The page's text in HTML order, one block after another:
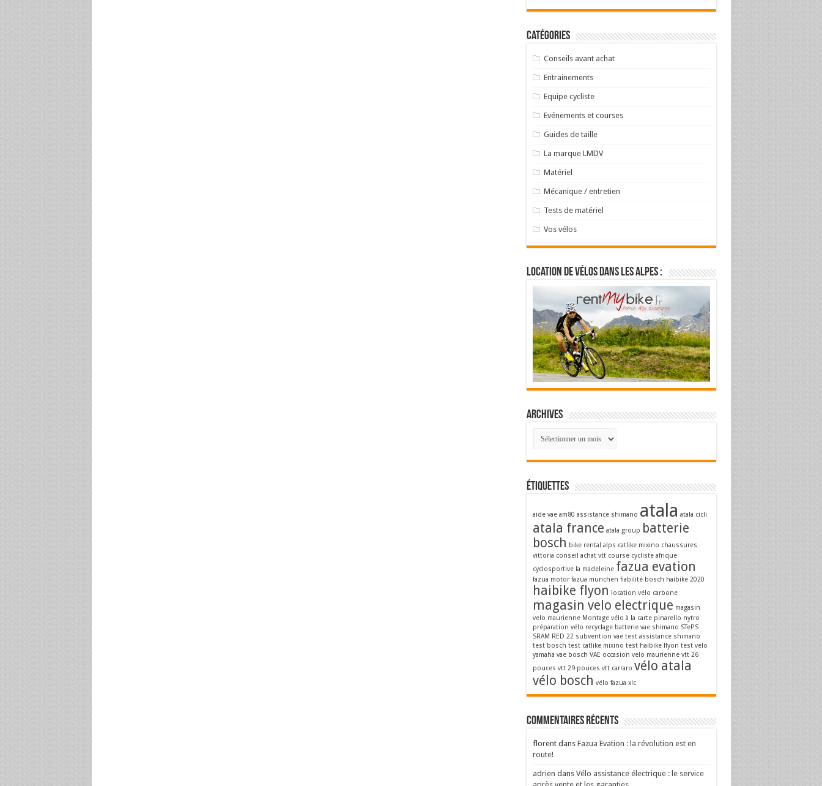
Catégories
Conseils avant achat
Entrainements
Equipe cycliste
Evénements et courses
Guides de taille
La marque LMDV
Matériel
Mécanique / entretien
Tests de matériel
Vos vélos
Location de vélos dans les Alpes :
Archives
Archives
Étiquettes
aide vae am80 assistance shimano atala atala cicli
atala france atala group batterie
bosch bike rental alps catlike mixino chaussures
vittoria conseil achat vtt course cycliste afrique
cyclosportive la madeleine fazua evation
fazua motor fazua munchen fiabilité bosch haibike 2020
haibike flyon location vélo carbone
magasin velo electrique magasin
velo maurienne Montage vélo à la carte pinarello nytro
préparation vélo recyclage batterie vae shimano STePS
SRAM RED 22 subvention vae test assistance shimano
test bosch test catlike mixino test haibike flyon test velo
yamaha vae bosch VAE occasion velo maurienne vtt 26
pouces vtt 29 pouces vtt carraro vélo atala
vélo bosch vélo fazua xlc
Commentaires récents
florentdans Fazua Evation : la révolution est en
route!
adrien dans Vélo assistance électrique : le service